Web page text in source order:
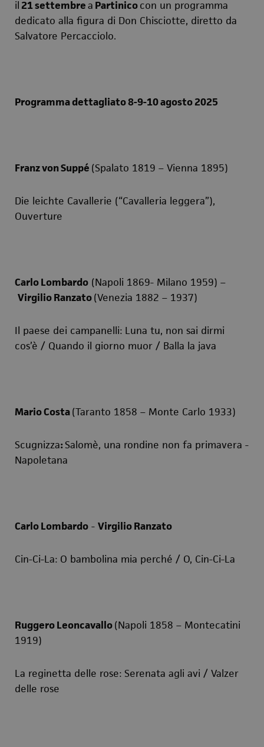
il 21 settembrea Partinicocon un programma
dedicato alla figura di Don Chisciotte, diretto da
Salvatore Percacciolo.
Programma dettagliato 8-9-10 agosto 2025
Franz von Suppé (Spalato 1819 – Vienna 1895)
Die leichte Cavallerie (“Cavalleria leggera”),
Ouverture
Carlo Lombardo (Napoli 1869- Milano 1959) –
Virgilio Ranzato(Venezia 1882 – 1937)
Il paese dei campanelli: Luna tu, non sai dirmi
cos’è / Quando il giorno muor / Balla la java
Mario Costa(Taranto 1858 – Monte Carlo 1933)
Scugnizza:Salomè, una rondine non fa primavera -
Napoletana
Carlo Lombardo - Virgilio Ranzato
Cin-Ci-La: O bambolina mia perché / O, Cin-Ci-La
Ruggero Leoncavallo(Napoli 1858 – Montecatini
1919)
La reginetta delle rose: Serenata agli avi / Valzer
delle rose